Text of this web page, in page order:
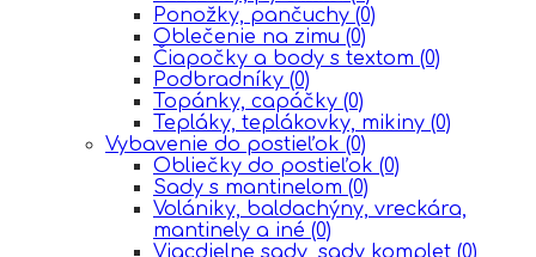
Ponožky, pančuchy (0)
Oblečenie na zimu (0)
Čiapočky a body s textom (0)
Podbradníky (0)
Topánky, capáčky (0)
Tepláky, teplákovky, mikiny (0)
Vybavenie do postieľok (0)
Obliečky do postieľok (0)
Sady s mantinelom (0)
Volániky, baldachýny, vreckára,
mantinely a iné (0)
Viacdielne sady, sady komplet (0)